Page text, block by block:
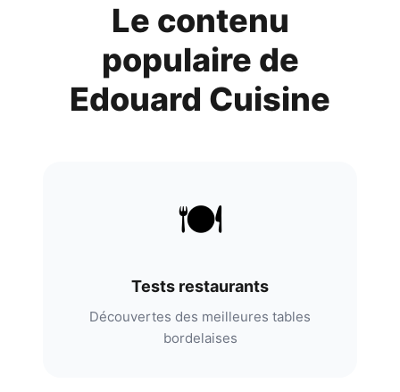
Le contenu
populaire de
Edouard Cuisine
🍽️
Tests restaurants
Découvertes des meilleures tables
bordelaises